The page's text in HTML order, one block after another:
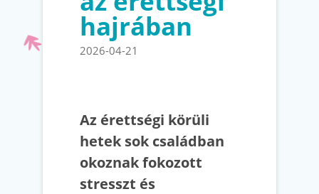
hajrában
2026-04-21
Az érettségi körüli
hetek sok családban
okoznak fokozott
stresszt és